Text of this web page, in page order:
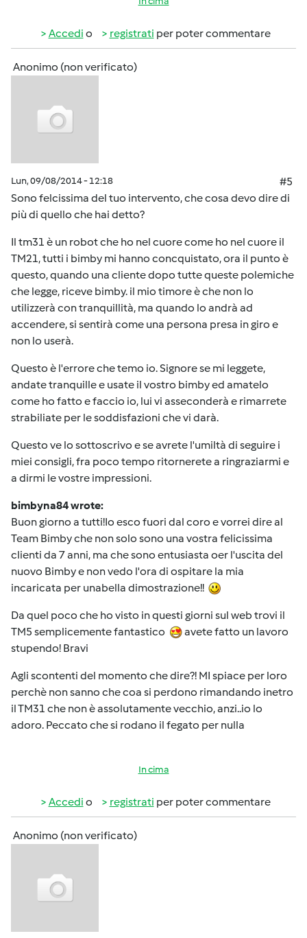
Accedi o registrati per poter commentare
Anonimo (non verificato)
Lun, 09/08/2014 - 12:18
#5
Sono felcissima del tuo intervento, che cosa devo dire di
più di quello che hai detto?
Il tm31 è un robot che ho nel cuore come ho nel cuore il
TM21, tutti i bimby mi hanno concquistato, ora il punto è
questo, quando una cliente dopo tutte queste polemiche
che legge, riceve bimby. il mio timore è che non lo
utilizzerà con tranquillità, ma quando lo andrà ad
accendere, si sentirà come una persona presa in giro e
non lo userà.
Questo è l'errore che temo io. Signore se mi leggete,
andate tranquille e usate il vostro bimby ed amatelo
come ho fatto e faccio io, lui vi asseconderà e rimarrete
strabiliate per le soddisfazioni che vi darà.
Questo ve lo sottoscrivo e se avrete l'umiltà di seguire i
miei consigli, fra poco tempo ritornerete a ringraziarmi e
a dirmi le vostre impressioni.
bimbyna84 wrote:
Buon giorno a tutti!Io esco fuori dal coro e vorrei dire al
Team Bimby che non solo sono una vostra felicissima
clienti da 7 anni, ma che sono entusiasta oer l'uscita del
nuovo Bimby e non vedo l'ora di ospitare la mia
incaricata per unabella dimostrazione!!
Da quel poco che ho visto in questi giorni sul web trovi il
TM5 semplicemente fantastico
avete fatto un lavoro
stupendo! Bravi
Agli scontenti del momento che dire?! MI spiace per loro
perchè non sanno che coa si perdono rimandando inetro
il TM31 che non è assolutamente vecchio, anzi..io lo
adoro. Peccato che si rodano il fegato per nulla
In cima
Accedi o registrati per poter commentare
Anonimo (non verificato)